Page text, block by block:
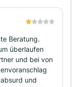
Beratung.
überlaufen
und bei von
und